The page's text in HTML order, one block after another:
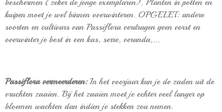
beschermen (zeker de jonge exemplaren). Planten in potten en
kuipen moet je wel binnen overwinteren. OPGELET: andere
soorten en cultivars van Passiflora verdragen geen vorst en
overwinter je best in een kas, serre, veranda,...
Passiflora vermeerderen: In het voorjaar kun je de zaden uit de
vruchten zaaien. Bij het zaaien moet je echter veel langer op
bloemen wachten dan indien je stekken zou nemen.